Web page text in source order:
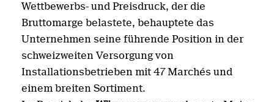
Wettbewerbs- und Preisdruck, der die
Bruttomarge belastete, behauptete das
Unternehmen seine führende Position in der
schweizweiten Versorgung von
Installationsbetrieben mit 47 Marchés und
einem breiten Sortiment.